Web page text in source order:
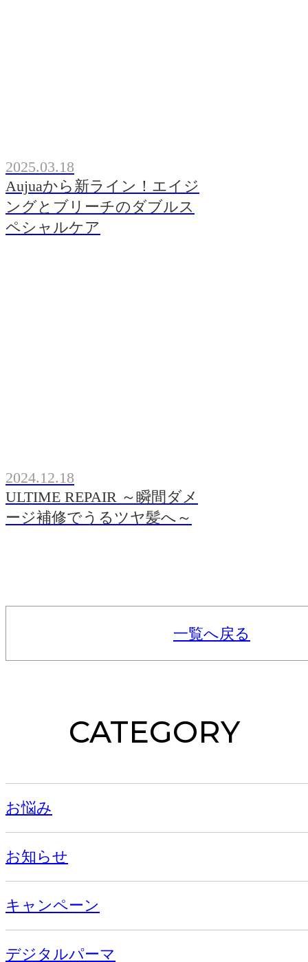
2025.03.18
Aujuaから新ライン！エイジ
ングとブリーチのダブルス
ペシャルケア
2024.12.18
ULTIME REPAIR ～瞬間ダメ
ージ補修でうるツヤ髪へ～
一覧へ戻る
CATEGORY
お悩み
お知らせ
キャンペーン
デジタルパーマ